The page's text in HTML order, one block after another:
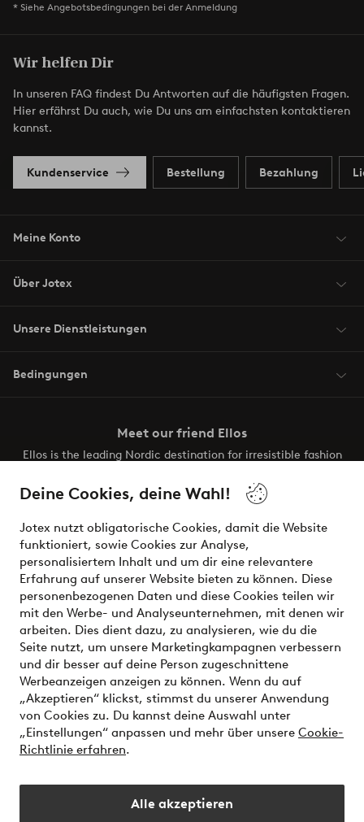
Deine Cookies, deine Wahl!
Jotex nutzt obligatorische Cookies, damit die Website
funktioniert, sowie Cookies zur Analyse,
personalisiertem Inhalt und um dir eine relevantere
Erfahrung auf unserer Website bieten zu können. Diese
personenbezogenen Daten und diese Cookies teilen wir
mit den Werbe- und Analyseunternehmen, mit denen wir
arbeiten. Dies dient dazu, zu analysieren, wie du die
Seite nutzt, um unsere Marketingkampagnen verbessern
und dir besser auf deine Person zugeschnittene
Werbeanzeigen anzeigen zu können. Wenn du auf
„Akzeptieren“ klickst, stimmst du unserer Anwendung
von Cookies zu. Du kannst deine Auswahl unter
„Einstellungen“ anpassen und mehr über unsere Cookie-
Richtlinie erfahren.
Alle akzeptieren
* Siehe Angebotsbedingungen bei der Anmeldung
Wir helfen Dir
In unseren FAQ findest Du Antworten auf die häufigsten Fragen.
Hier erfährst Du auch, wie Du uns am einfachsten kontaktieren
kannst.
Kundenservice Bestellung Bezahlung
Meine Konto
Über Jotex
Unsere Dienstleistungen
Bedingungen
Meet our friend Ellos
Ellos is the leading Nordic destination for irresistible fashion
the latest trends, curated to make finding your next look
effortless. It’s all here.
Visit Ellos
Sichere Zahlungen - Jetzt bezahlen oder aufteilen
Möchtest du mehr über unsere
Zahlungsmöglichkeitenerfahren?